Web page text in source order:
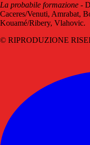
La probabile formazione -
Caceres/Venuti, Amrabat,
Kouamé/Ribery, Vlahovic.
© RIPRODUZIONE